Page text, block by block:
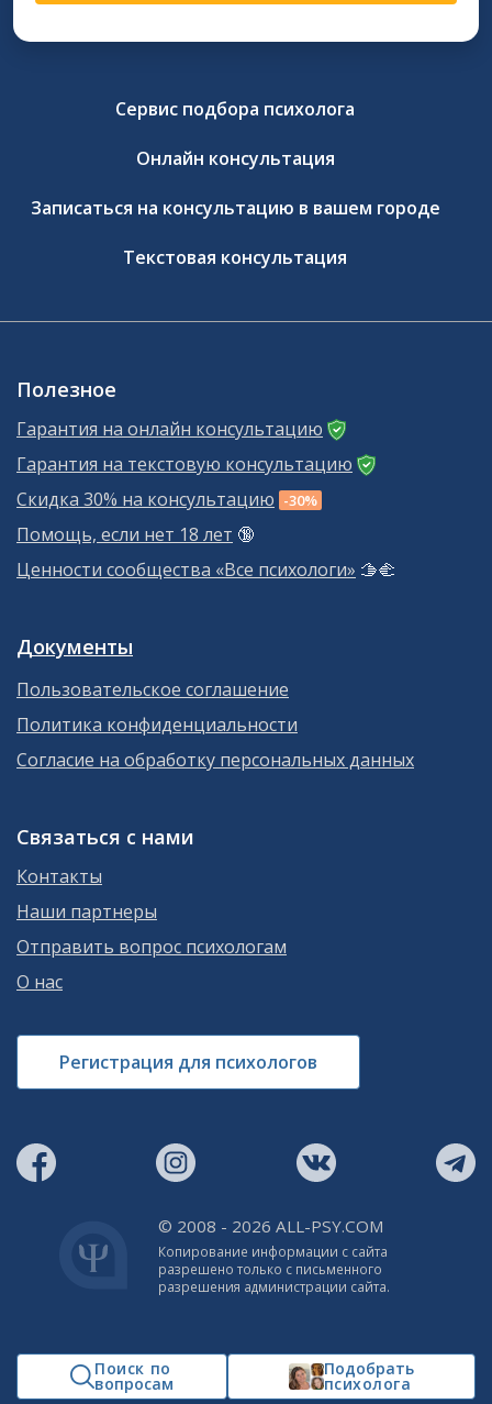
Поиск по
вопросам
Подобрать
психолога
Сервис подбора психолога
Онлайн консультация
Записаться на консультацию в вашем городе
Текстовая консультация
Полезное
Гарантия на онлайн консультацию
Гарантия на текстовую консультацию
Скидка 30% на консультацию -30%
Помощь, если нет 18 лет 🔞
Ценности сообщества «Все психологи» 🫱‍🫲
Документы
Пользовательское соглашение
Политика конфиденциальности
Согласие на обработку персональных данных
Связаться с нами
Контакты
Наши партнеры
Отправить вопрос психологам
О нас
Регистрация для психологов
© 2008 - 2026 ALL-PSY.COM
Копирование информации с сайта
разрешено только с письменного
разрешения администрации сайта.